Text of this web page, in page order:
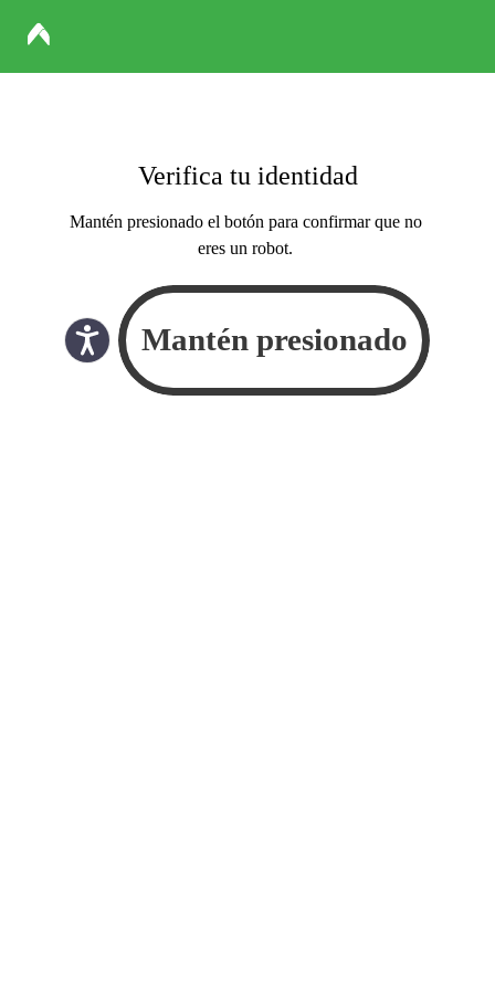
Verifica tu identidad
Mantén presionado el botón para confirmar que no
eres un robot.